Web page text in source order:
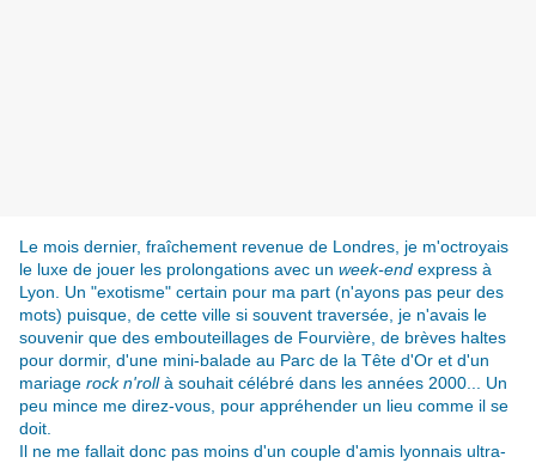
Le mois dernier, fraîchement revenue de Londres, je m'octroyais
le luxe de jouer les prolongations avec un week-end express à
Lyon. Un "exotisme" certain pour ma part (n'ayons pas peur des
mots) puisque, de cette ville si souvent traversée, je n'avais le
souvenir que des embouteillages de Fourvière, de brèves haltes
pour dormir, d'une mini-balade au Parc de la Tête d'Or et d'un
mariage rock n'rollà souhait célébré dans les années 2000... Un
peu mince me direz-vous, pour appréhender un lieu comme il se
doit.
Il ne me fallait donc pas moins d'un couple d'amis lyonnais ultra-